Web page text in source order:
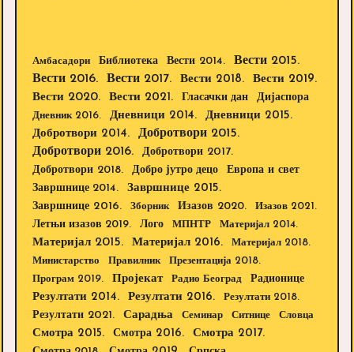
Амбасадори Библиотека Вести 2014.
Вести 2015.
Вести 2016.
Вести 2017. Вести 2018.
Вести 2019.
Вести 2020.
Вести 2021. Гласачки дан Дијаспора
Дневник 2016. Дневници 2014.
Дневници 2015.
Добротвори 2014.
Добротвори 2015.
Добротвори 2016.
Добротвори 2017.
Добротвори 2018.
Добро јутро децо Европа и свет
Завршнице 2014.
Завршнице 2015.
Завршнице 2016.
Зборник Изазов 2020.
Изазов 2021.
Летњи изазов 2019.
Лого МПНТР Материјал 2014.
Материјал 2015. Материјал 2016.
Материјал 2018.
Министарство
Правилник
Презентација 2018.
Програм 2019.
Пројекат Радио Београд
Радионице
Резултати 2014.
Резултати 2016. Резултати 2018.
Резултати 2021. Сарадња Семинар Ситнице Словца
Смотра 2015. Смотра 2016. Смотра 2017.